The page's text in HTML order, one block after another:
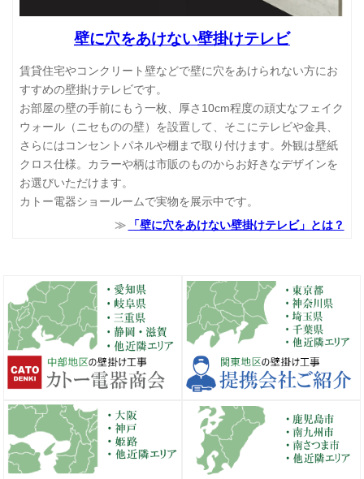
壁に穴をあけない壁掛けテレビ
賃貸住宅やコンクリート壁などで壁に穴をあけられない方にお
すすめの壁掛けテレビです。
お部屋の壁の手前にもう一枚、厚さ10cm程度の頑丈なフェイク
ウォール（ニセものの壁）を設置して、そこにテレビや金具、
さらにはコンセントパネルや棚まで取り付けます。外観は壁紙
クロス仕様。カラーや柄は市販のものからお好きなデザインを
お選びいただけます。
カトー電器ショールームで実物を展示中です。
「壁に穴をあけない壁掛けテレビ」とは？